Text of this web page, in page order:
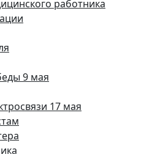
работника
9 мая
17 мая